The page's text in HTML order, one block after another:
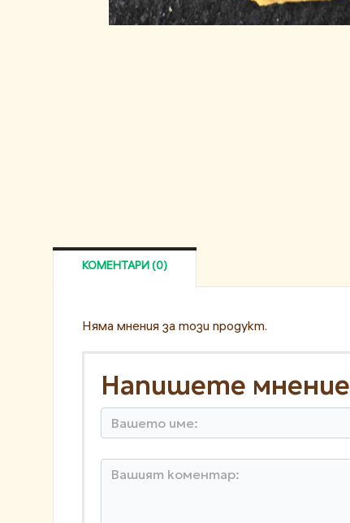
КОМЕНТАРИ (0)
Няма мнения за този продукт.
Напишете мнение